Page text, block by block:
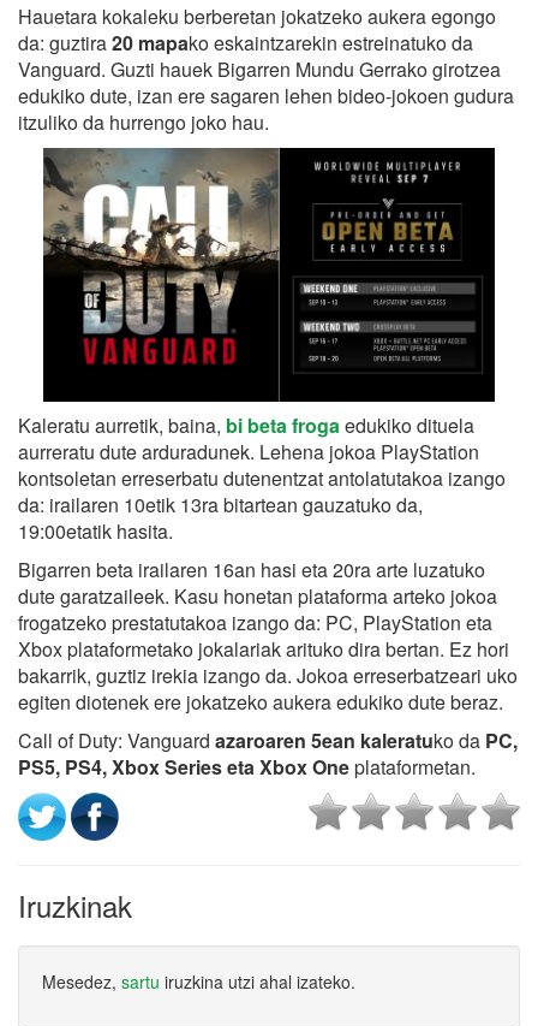
Hauetara kokaleku berberetan jokatzeko aukera egongo
da: guztira20 mapako eskaintzarekin estreinatuko da
Vanguard. Guzti hauek Bigarren Mundu Gerrako girotzea
edukiko dute, izan ere sagaren lehen bideo-jokoen gudura
itzuliko da hurrengo joko hau.
Kaleratu aurretik, baina, bi beta froga edukiko dituela
aurreratu dute arduradunek. Lehena jokoa PlayStation
kontsoletan erreserbatu dutenentzat antolatutakoa izango
da: irailaren 10etik 13ra bitartean gauzatuko da,
19:00etatik hasita.
Bigarren beta irailaren 16an hasi eta 20ra arte luzatuko
dute garatzaileek. Kasu honetan plataforma arteko jokoa
frogatzeko prestatutakoa izango da: PC, PlayStation eta
Xbox plataformetako jokalariak arituko dira bertan. Ez hori
bakarrik, guztiz irekia izango da. Jokoa erreserbatzeari uko
egiten diotenek ere jokatzeko aukera edukiko dute beraz.
Call of Duty: Vanguard azaroaren 5ean kaleratuko da PC,
PS5, PS4, Xbox Series eta Xbox Oneplataformetan.
Iruzkinak
Mesedez, sartu iruzkina utzi ahal izateko.